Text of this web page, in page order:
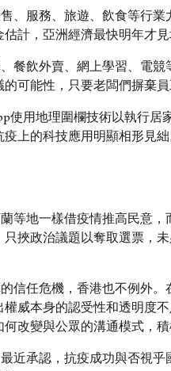
、服務、旅遊、飲食等行
計，亞洲經濟最快明年才見
餐飲外賣、網上學習、電
可能性，只要老闆們摒棄
使用地理圍欄技術以執行居
上的科技應用明顯相形見
等地一樣借疫情推高民意
挾政治議題以奪取選票，
信任危機，香港也不例外
威本身的認受性和透明度
改變與公眾的溝通模式，積
近承認，抗疫成功與否視